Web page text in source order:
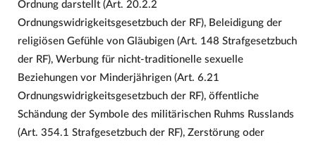
Ordnung darstellt (Art. 20.2.2
Ordnungswidrigkeitsgesetzbuch der RF), Beleidigung der
religiösen Gefühle von Gläubigen (Art. 148 Strafgesetzbuch
der RF), Werbung für nicht-traditionelle sexuelle
Beziehungen vor Minderjährigen (Art. 6.21
Ordnungswidrigkeitsgesetzbuch der RF), öffentliche
Schändung der Symbole des militärischen Ruhms Russlands
(Art. 354.1 Strafgesetzbuch der RF), Zerstörung oder